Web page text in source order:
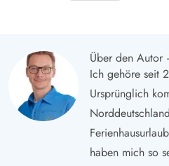
Über den
Ich gehöre seit
Ursprünglich
haben mich so